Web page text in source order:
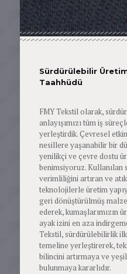
Sürdürülebilir
Taahhüdü
FMY Tekstil olarak,
anlayışımızı tüm iş
yerleştirdik. Çevresel
nesillere yaşanabilir bir
yenilikçi ve çevre dostu
benimsiyoruz. Kullanılan
verimliliğini artıran ve
teknolojilerle üretim
geri dönüştürülmüş
ederek, kumaşlarımızın
ayak izini en aza
Tekstil, sürdürülebilirlik
temeline yerleştirerek,
bilincini artırmaya ve
bulunmaya kararlıdır.